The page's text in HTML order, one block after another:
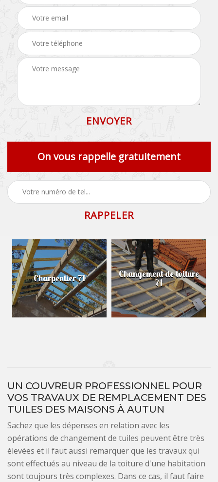
On vous rappelle gratuitement
Charpentier 71 Changement de toiture
71
UN COUVREUR PROFESSIONNEL POUR
VOS TRAVAUX DE REMPLACEMENT DES
TUILES DES MAISONS À AUTUN
Sachez que les dépenses en relation avec les
opérations de changement de tuiles peuvent être très
élevées et il faut aussi remarquer que les travaux qui
sont effectués au niveau de la toiture d'une habitation
sont toujours très complexes. Dans ce cas, il faut faire